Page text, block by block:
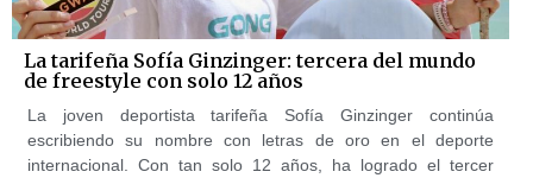
La tarifeña Sofía Ginzinger: tercera del mundo
de freestyle con solo 12 años
La joven deportista tarifeña Sofía Ginzinger continúa
escribiendo su nombre con letras de oro en el deporte
internacional. Con tan solo 12 años, ha logrado el tercer